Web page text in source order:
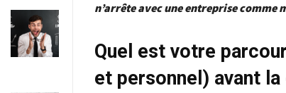
n’arrête avec une entreprise comme
Quel est votre
et personnel) avant